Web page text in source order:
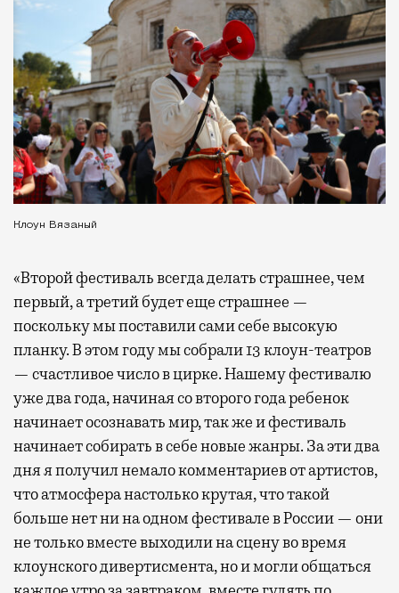
Клоун Вязаный
«Второй фестиваль всегда делать страшнее, чем
первый, а третий будет еще страшнее —
поскольку мы поставили сами себе высокую
планку. В этом году мы собрали 13 клоун-театров
— счастливое число в цирке. Нашему фестивалю
уже два года, начиная со второго года ребенок
начинает осознавать мир, так же и фестиваль
начинает собирать в себе новые жанры. За эти два
дня я получил немало комментариев от артистов,
что атмосфера настолько крутая, что такой
больше нет ни на одном фестивале в России — они
не только вместе выходили на сцену во время
клоунского дивертисмента, но и могли общаться